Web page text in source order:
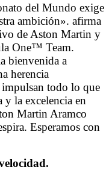
del Mundo exige
ambición». afirma
de Aston Martin y
One™ Team.
bienvenida a
herencia
todo lo que
y la excelencia en
Martin Aramco
Esperamos con